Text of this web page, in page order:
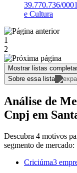
39.770.736/
e Cultura
1
2
Mostrar listas
Sobre essa lista
Análise de
Cnpj em
Descubra 4 motivos
segmento de mercado:
Criciúma3